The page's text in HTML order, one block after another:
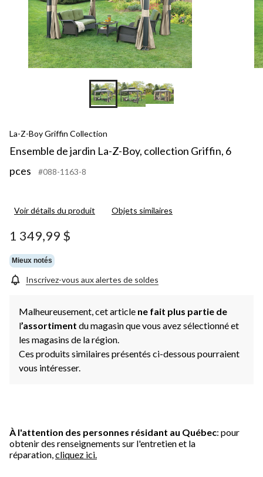
La-Z-Boy Griffin Collection
Ensemble de jardin La-Z-Boy, collection Griffin, 6
pces
#088-1163-8
Voir détails du produit Objets similaires
1 349,99 $
Mieux notés
Inscrivez-vous aux alertes de soldes
Malheureusement, cet article ne fait plus partie de
l’assortiment du magasin que vous avez sélectionné et
les magasins de la région.
Ces produits similaires présentés ci-dessous pourraient
vous intéresser.
À l'attention des personnes résidant au Québec: pour
obtenir des renseignements sur l'entretien et la
réparation, cliquez ici.